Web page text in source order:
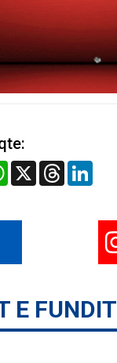
WhatsApp
X Threads
E FUNDIT